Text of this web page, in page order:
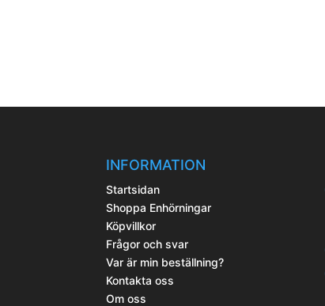
INFORMATION
Startsidan
Shoppa Enhörningar
Köpvillkor
Frågor och svar
Var är min beställning?
Kontakta oss
Om oss